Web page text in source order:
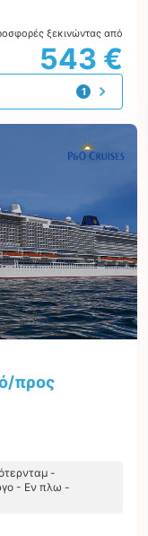
ξεκινώντας από
543 €
1
προσφορά
προς
-
- Εν πλω -